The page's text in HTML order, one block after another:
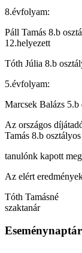
8.évfolyam:
Páll Tamás 8.b
12.helyezett
Tóth Júlia 8.b
5.évfolyam:
Marcsek Balázs 5.b
Az országos
Tamás 8.b osztályos
tanulónk kapott
Az elért
Tóth Tamásné
szaktanár
Eseménynaptár